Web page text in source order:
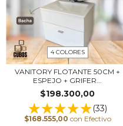
4 COLORES
VANITORY FLOTANTE 50CM +
ESPEJO + GRIFER...
$198.300,00
(33)
$168.555,00 con Efectivo